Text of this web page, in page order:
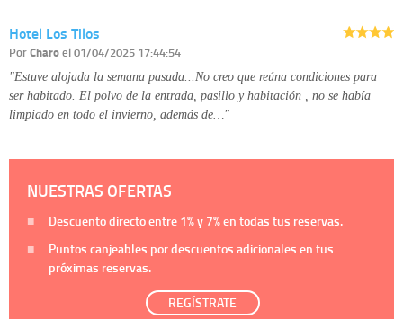
Hotel Los Tilos
PorCharoel 01/04/2025 17:44:54
"Estuve alojada la semana pasada...No creo que reúna condiciones para
ser habitado. El polvo de la entrada, pasillo y habitación , no se había
limpiado en todo el invierno, además de…"
NUESTRAS OFERTAS
Descuento directo entre 1%y 7%en todas tus reservas.
Puntos canjeables por descuentos adicionales en tus
próximas reservas.
REGÍSTRATE